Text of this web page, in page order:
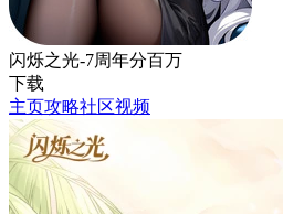
闪烁之光-7周年分百万
下载
主页攻略社区视频